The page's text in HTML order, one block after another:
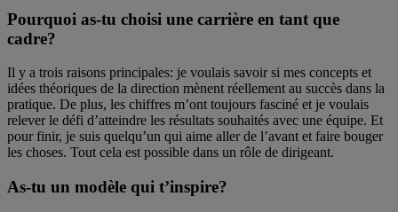
Pourquoi as-tu choisi une carrière en tant que
cadre?
Il y a trois raisons principales: je voulais savoir si mes concepts et
idées théoriques de la direction mènent réellement au succès dans la
pratique. De plus, les chiffres m’ont toujours fasciné et je voulais
relever le défi d’atteindre les résultats souhaités avec une équipe. Et
pour finir, je suis quelqu’un qui aime aller de l’avant et faire bouger
les choses. Tout cela est possible dans un rôle de dirigeant.
As-tu un modèle qui t’inspire?